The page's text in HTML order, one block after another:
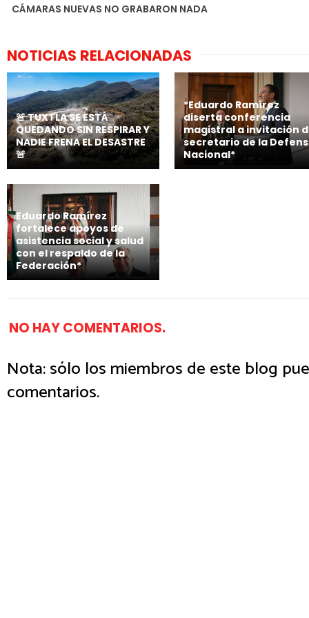
CÁMARAS NUEVAS NO GRABARON NADA
NOTICIAS RELACIONADAS
🚨 TUXTLA SE ESTÁ
QUEDANDO SIN RESPIRAR Y
NADIE FRENA EL DESASTRE
🚨
*Eduardo Ramírez
diserta conferencia
magistral a invitación
secretario de la
Nacional*
Eduardo Ramírez
fortalece apoyos de
asistencia social y salud
con el respaldo de la
Federación*
NO HAY COMENTARIOS.
Nota: sólo los miembros de este blog
comentarios.